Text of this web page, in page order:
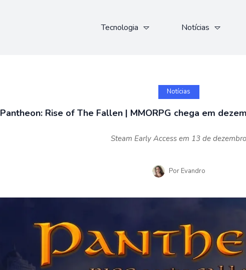
Tecnologia Notícias
Notícias
Pantheon: Rise of The Fallen | MMORPG chega em
Steam Early Access em 13 de dezembro
Por Evandro